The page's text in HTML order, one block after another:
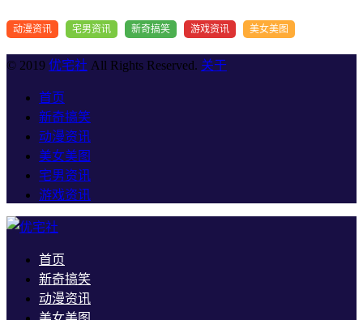
动漫资讯 宅男资讯 新奇搞笑 游戏资讯 美女美图
© 2019 优宅社 All Rights Reserved. 关于
首页
新奇搞笑
动漫资讯
美女美图
宅男资讯
游戏资讯
首页
新奇搞笑
动漫资讯